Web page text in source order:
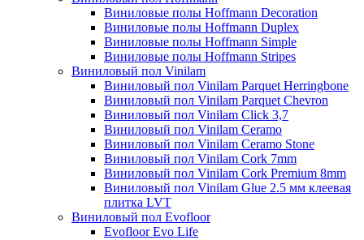
Виниловые полы Hoffmann Decoration
Виниловые полы Hoffmann Duplex
Виниловые полы Hoffmann Simple
Виниловые полы Hoffmann Stripes
Виниловый пол Vinilam
Виниловый пол Vinilam Parquet Herringbone
Виниловый пол Vinilam Parquet Chevron
Виниловый пол Vinilam Click 3,7
Виниловый пол Vinilam Ceramo
Виниловый пол Vinilam Ceramo Stone
Виниловый пол Vinilam Cork 7mm
Виниловый пол Vinilam Cork Premium 8mm
Виниловый пол Vinilam Glue 2.5 мм клеевая
плитка LVT
Виниловый пол Evofloor
Evofloor Evo Life